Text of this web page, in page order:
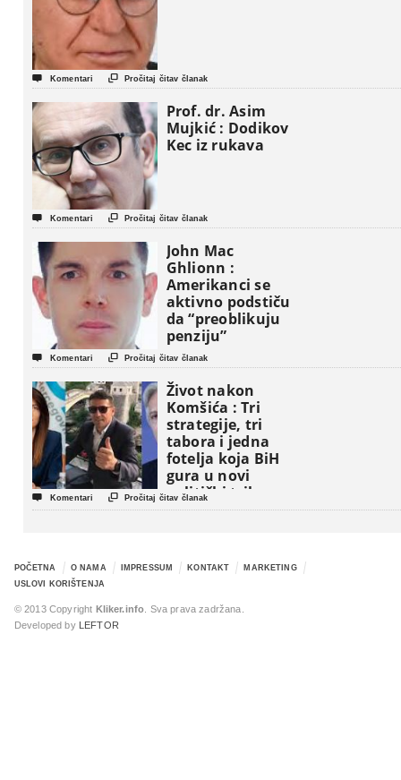
 Komentari  Pročitaj čitav članak
Prof. dr. Asim
Mujkić : Dodikov
Kec iz rukava
 Komentari  Pročitaj čitav članak
John Mac
Ghlionn :
Amerikanci se
aktivno podstiču
da “preoblikuju
penziju”
 Komentari  Pročitaj čitav članak
Život nakon
Komšića : Tri
strategije, tri
tabora i jedna
fotelja koja BiH
gura u novi
politički triler
 Komentari  Pročitaj čitav članak
POČETNA O NAMA IMPRESSUM KONTAKT
MARKETING
USLOVI KORIŠTENJA
© 2013 Copyright Kliker.info . Sva prava zadržana.
Developed by
LEFTOR